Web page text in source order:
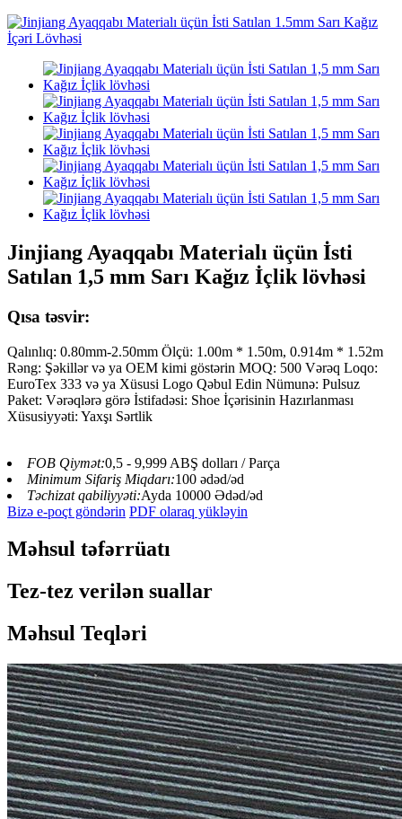
Jinjiang Ayaqqabı Materialı üçün İsti
Satılan 1,5 mm Sarı Kağız İçlik lövhəsi
Qısa təsvir:
Qalınlıq: 0.80mm-2.50mm Ölçü: 1.00m * 1.50m, 0.914m * 1.52m
Rəng: Şəkillər və ya OEM kimi göstərin MOQ: 500 Vərəq Loqo:
EuroTex 333 və ya Xüsusi Logo Qəbul Edin Nümunə: Pulsuz
Paket: Vərəqlərə görə İstifadəsi: Shoe İçərisinin Hazırlanması
Xüsusiyyəti: Yaxşı Sərtlik
FOB Qiymət:0,5 - 9,999 ABŞ dolları / Parça
Minimum Sifariş Miqdarı:100 ədəd/əd
Təchizat qabiliyyəti:Ayda 10000 Ədəd/əd
Bizə e-poçt göndərin PDF olaraq yükləyin
Məhsul təfərrüatı
Tez-tez verilən suallar
Məhsul Teqləri